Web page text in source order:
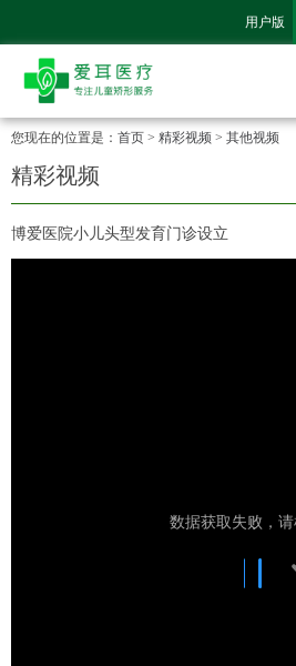
用户版
您现在的位置是： 首页 > 精彩视频 > 其他视频
精彩视频
博爱医院小儿头型发育门诊设立